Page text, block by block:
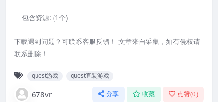
包含资源: (1个)
下载遇到问题？可联系客服反馈！ 文章来自采集，如有侵权请
联系删除！
quest游戏 quest直装游戏
678vr 分享 收藏 点赞(0)